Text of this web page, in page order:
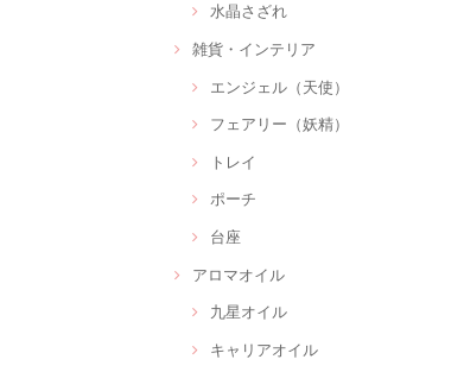
水晶さざれ
雑貨・インテリア
エンジェル（天使）
フェアリー（妖精）
トレイ
ポーチ
台座
アロマオイル
九星オイル
キャリアオイル